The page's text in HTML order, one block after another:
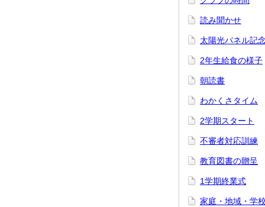
読み聞かせ
太陽光パネル記
2年生給食の様子
朝読書
わかくさタイム
2学期スタート
不審者対応訓練
教育図書の贈呈
1学期終業式
家庭・地域・学